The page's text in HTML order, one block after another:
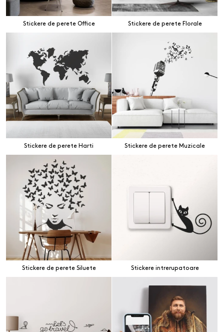
Stickere de perete Office Stickere de perete Florale
Stickere de perete Harti Stickere de perete Muzicale
Stickere de perete Siluete Stickere intrerupatoare